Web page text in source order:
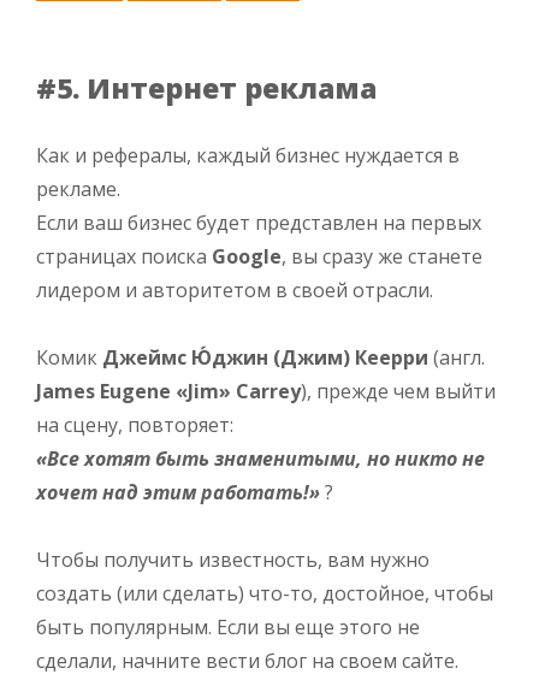
#5. Интернет реклама
Как и рефералы, каждый бизнес нуждается в
рекламе.
Если ваш бизнес будет представлен на первых
страницах поиска Google, вы сразу же станете
лидером и авторитетом в своей отрасли.
Комик Джеймс Ю́джин (Джим) Кеерри (англ.
James Eugene «Jim» Carrey), прежде чем выйти
на сцену, повторяет:
«Все хотят быть знаменитыми, но никто не
хочет над этим работать!»?
Чтобы получить известность, вам нужно
создать (или сделать) что-то, достойное, чтобы
быть популярным. Если вы еще этого не
сделали, начните вести блог на своем сайте.